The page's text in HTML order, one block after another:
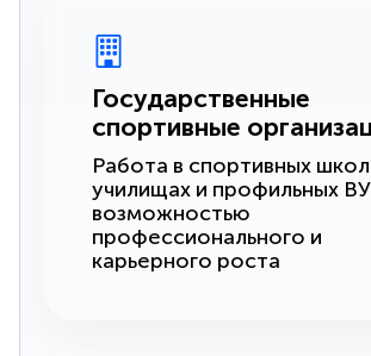
Государственные
спортивные
Работа в спортивных
училищах и профильных
возможностью
профессионального и
карьерного роста